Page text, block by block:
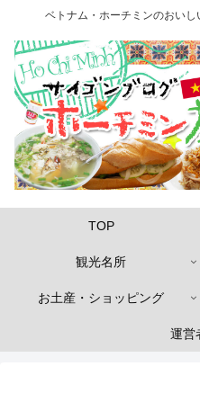
ベトナム・ホーチミンのおい
TOP
観光名所
お土産・ショッピング
運営